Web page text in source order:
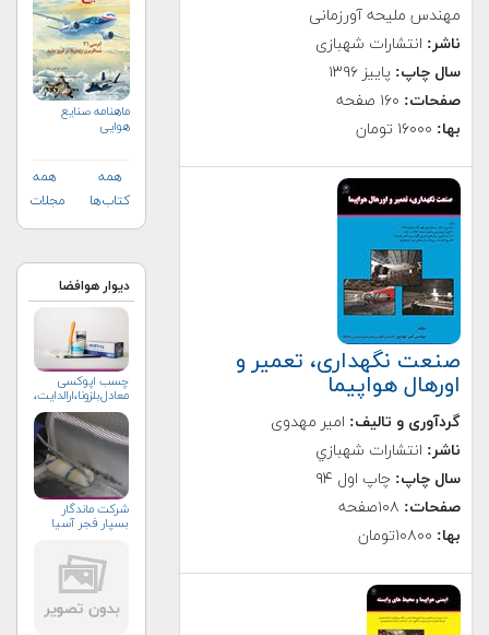
مهندس ملیحه آورزمانی
ناشر: انتشارات شهبازی
سال چاپ: پاییز ۱۳۹۶
صفحات:
بها:
صنعت نگهداری، تعمیر و
اورهال هواپیما
گردآوری و تالیف: امیر مهدوی
ناشر: انتشارات شهبازي
سال چاپ: چاپ اول ۹۴
صفحات:
بها: ۱۰۸۰۰تومان
ماهنامه صنايع
هوايي
همه
کتاب‌ها
همه
مجلات
دیوار هوافضا
چسب اپوکسی
شرکت ماندگار
بسپار فجر آسیا